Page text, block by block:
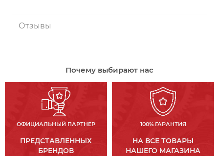
Отзывы
Почему выбирают нас
ОФИЦИАЛЬНЫЙ ПАРТНЕР
ПРЕДСТАВЛЕННЫХ
БРЕНДОВ
100% ГАРАНТИЯ
НА ВСЕ ТОВАРЫ
НАШЕГО МАГАЗИНА